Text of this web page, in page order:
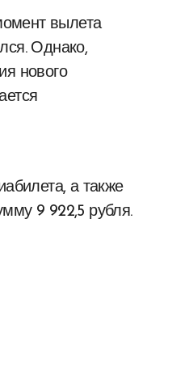
вылета
Однако,
нового
а также
9 922,5 рубля.